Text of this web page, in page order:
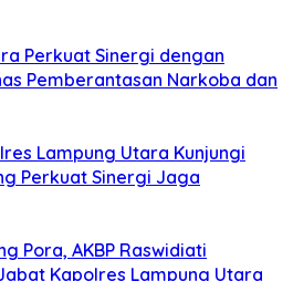
Perkuat Sinergi dengan
Pemberantasan Narkoba dan
Lampung Utara Kunjungi
Perkuat Sinergi Jaga
Pora, AKBP Raswidiati
Kapolres Lampung Utara